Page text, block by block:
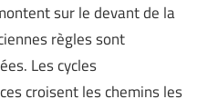
sur le devant de la
règles sont
Les cycles
croisent les chemins les